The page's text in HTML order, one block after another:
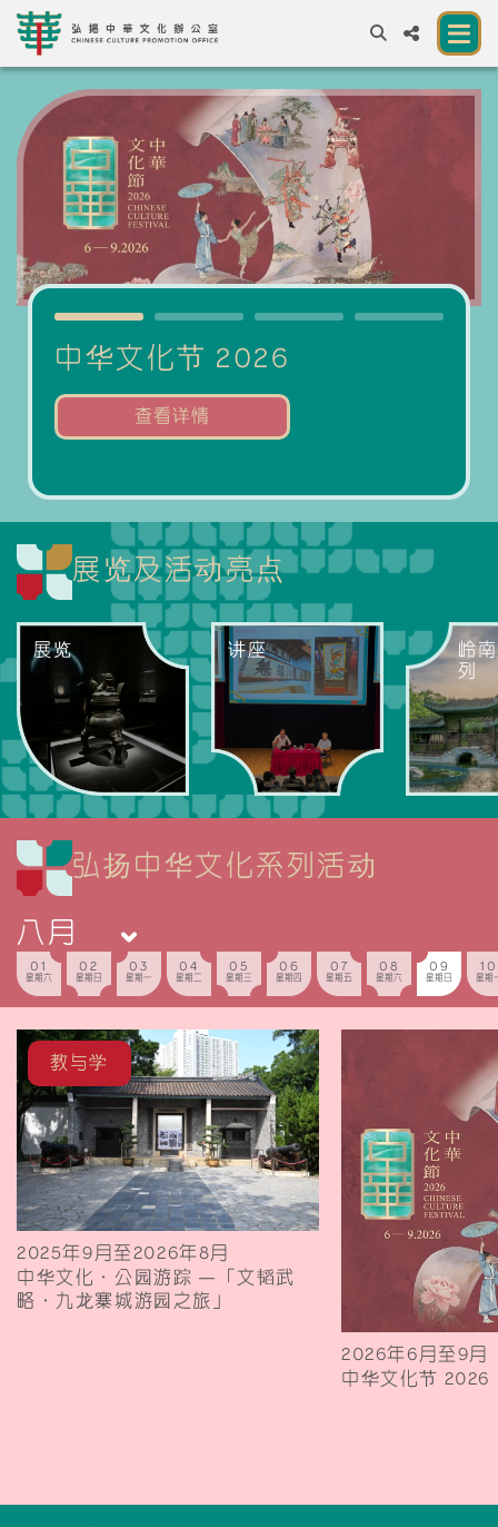
繁簡 A A A
一所让公众体验中华文化的新场馆
中华文化节 2026
展览及活动
联络我们
中华文化节 2026
查看详情
展览及活动亮点
展览 讲座
岭
列
弘扬中华文化系列活动
教与学
2025年9月至2026年8月
中华文化．公园游踪 —「文韬武
略．九龙寨城游园之旅」
2026年6月至9月
中华文化节 2026
01
星期六
02
星期日
03
星期一
04
星期二
05
星期三
06
星期四
07
星期五
08
星期六
09
星期日
10
星期